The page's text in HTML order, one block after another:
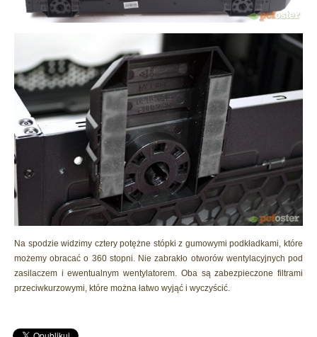
Na spodzie widzimy cztery potężne stópki z gumowymi podkładkami, które
możemy obracać o 360 stopni. Nie zabrakło otworów wentylacyjnych pod
zasilaczem i ewentualnym wentylatorem. Oba są zabezpieczone filtrami
przeciwkurzowymi, które można łatwo wyjąć i wyczyścić.